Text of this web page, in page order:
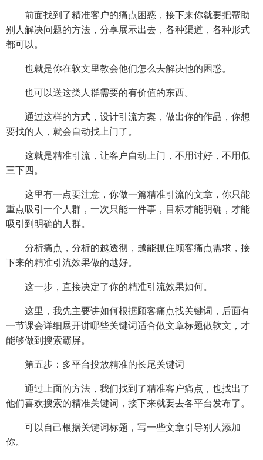
前面找到了精准客户的痛点困惑，接下来你就要把帮助
别人解决问题的方法，分享展示出去，各种渠道，各种形式
都可以。
也就是你在软文里教会他们怎么去解决他的困惑。
也可以送这类人群需要的有价值的东西。
通过这样的方式，设计引流方案，做出你的作品，你想
要找的人，就会自动找上门了。
这就是精准引流，让客户自动上门，不用讨好，不用低
三下四。
这里有一点要注意，你做一篇精准引流的文章，你只能
重点吸引一个人群，一次只能一件事，目标才能明确，才能
吸引到明确的人群。
分析痛点，分析的越透彻，越能抓住顾客痛点需求，接
下来的精准引流效果做的越好。
这一步，直接决定了你的精准引流效果如何。
这里，我先主要讲如何根据顾客痛点找关键词，后面有
一节课会详细展开讲哪些关键词适合做文章标题做软文，才
能够做到搜索霸屏。
第五步：多平台投放精准的长尾关键词
通过上面的方法，我们找到了精准客户痛点，也找出了
他们喜欢搜索的精准关键词，接下来就要去各平台发布了。
可以自己根据关键词标题，写一些文章引导别人添加
你。